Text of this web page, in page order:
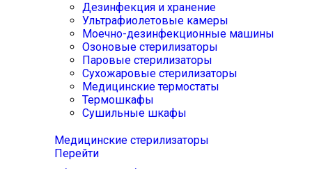
Дезинфекция и хранение
Ультрафиолетовые камеры
Моечно-дезинфекционные машины
Озоновые стерилизаторы
Паровые стерилизаторы
Сухожаровые стерилизаторы
Медицинские термостаты
Термошкафы
Сушильные шкафы
Медицинские стерилизаторы
Перейти